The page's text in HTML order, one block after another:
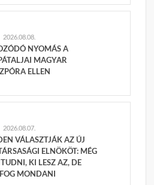
2026.08.08.
NYOMÁS A
MAGYAR
ELLEN
2026.08.07.
VÁLASZTJÁK AZ ÚJ
ELNÖKÖT: MÉG
KI LESZ AZ, DE
MONDANI